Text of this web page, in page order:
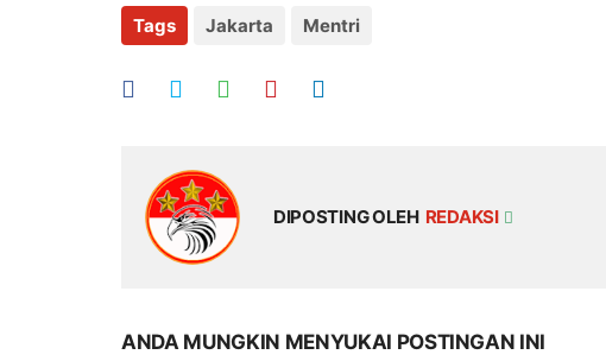
Tags Jakarta Mentri
DIPOSTING OLEH REDAKSI
ANDA MUNGKIN MENYUKAI POSTINGAN INI